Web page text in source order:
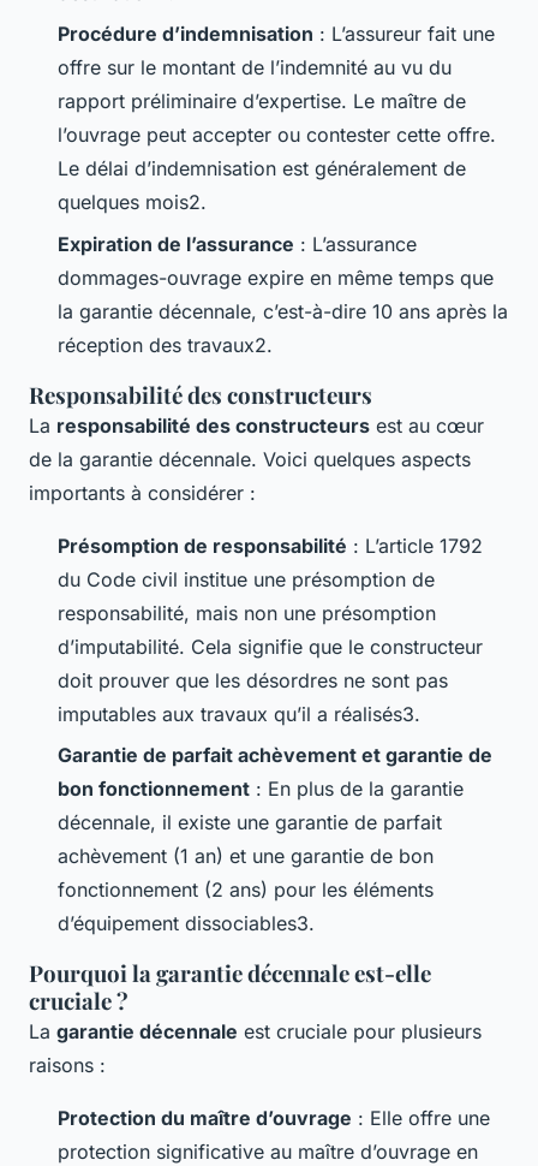
Procédure d’indemnisation : L’assureur fait une
offre sur le montant de l’indemnité au vu du
rapport préliminaire d’expertise. Le maître de
l’ouvrage peut accepter ou contester cette offre.
Le délai d’indemnisation est généralement de
quelques mois2.
Expiration de l’assurance : L’assurance
dommages-ouvrage expire en même temps que
la garantie décennale, c’est-à-dire 10 ans après la
réception des travaux2.
Responsabilité des constructeurs
La responsabilité des constructeurs est au cœur
de la garantie décennale. Voici quelques aspects
importants à considérer :
Présomption de responsabilité : L’article 1792
du Code civil institue une présomption de
responsabilité, mais non une présomption
d’imputabilité. Cela signifie que le constructeur
doit prouver que les désordres ne sont pas
imputables aux travaux qu’il a réalisés3.
Garantie de parfait achèvement et garantie de
bon fonctionnement : En plus de la garantie
décennale, il existe une garantie de parfait
achèvement (1 an) et une garantie de bon
fonctionnement (2 ans) pour les éléments
d’équipement dissociables3.
Pourquoi la garantie décennale est-elle
cruciale ?
La garantie décennale est cruciale pour plusieurs
raisons :
Protection du maître d’ouvrage : Elle offre une
protection significative au maître d’ouvrage en